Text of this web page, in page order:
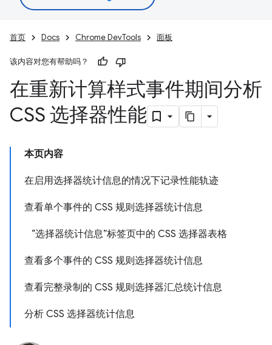
首页 Docs Chrome DevTools 面板
该内容对您有帮助吗？
在重新计算样式事件期间分析
CSS 选择器性能
本页内容
在启用选择器统计信息的情况下记录性能轨迹
查看单个事件的 CSS 规则选择器统计信息
“选择器统计信息”标签页中的 CSS 选择器表格
查看多个事件的 CSS 规则选择器统计信息
查看完整录制的 CSS 规则选择器汇总统计信息
分析 CSS 选择器统计信息